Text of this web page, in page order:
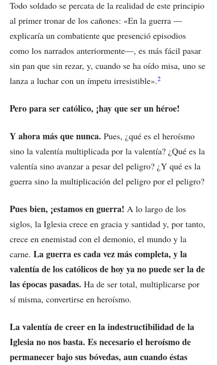
Todo soldado se percata de la realidad de este principio
al primer tronar de los cañones: «En la guerra —
explicaría un combatiente que presenció episodios
como los narrados anteriormente—, es más fácil pasar
sin pan que sin rezar, y, cuando se ha oído misa, uno se
lanza a luchar con un ímpetu irresistible».2
Pero para ser católico, ¡hay que ser un héroe!
Y ahora más que nunca. Pues, ¿qué es el heroísmo
sino la valentía multiplicada por la valentía? ¿Qué es la
valentía sino avanzar a pesar del peligro? ¿Y qué es la
guerra sino la multiplicación del peligro por el peligro?
Pues bien, ¡estamos en guerra! A lo largo de los
siglos, la Iglesia crece en gracia y santidad y, por tanto,
crece en enemistad con el demonio, el mundo y la
carne. La guerra es cada vez más completa, y la
valentía de los católicos de hoy ya no puede ser la de
las épocas pasadas. Ha de ser total, multiplicarse por
sí misma, convertirse en heroísmo.
La valentía de creer en la indestructibilidad de la
Iglesia no nos basta. Es necesario el heroísmo de
permanecer bajo sus bóvedas, aun cuando éstas